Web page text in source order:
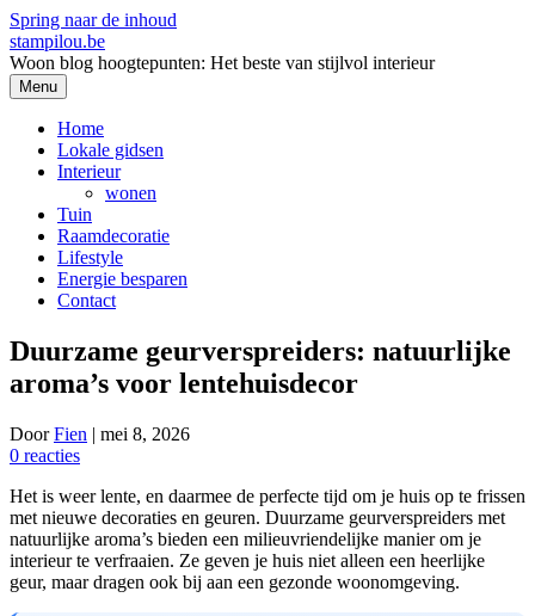
Spring naar de inhoud
stampilou.be
Woon blog hoogtepunten: Het beste van stijlvol interieur
Menu
Home
Lokale gidsen
Interieur
wonen
Tuin
Raamdecoratie
Lifestyle
Energie besparen
Contact
Duurzame geurverspreiders: natuurlijke
aroma’s voor lentehuisdecor
DoorFien | mei 8, 2026
0 reacties
Het is weer lente, en daarmee de perfecte tijd om je huis op te frissen
met nieuwe decoraties en geuren. Duurzame geurverspreiders met
natuurlijke aroma’s bieden een milieuvriendelijke manier om je
interieur te verfraaien. Ze geven je huis niet alleen een heerlijke
geur, maar dragen ook bij aan een gezonde woonomgeving.